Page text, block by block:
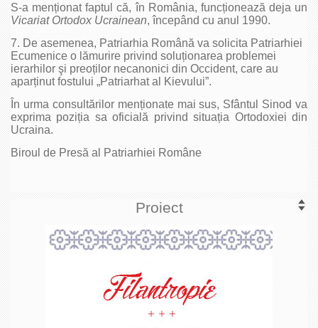
S-a menționat faptul că, în România, funcționează deja un
Vicariat Ortodox Ucrainean, începând cu anul 1990.
7. De asemenea, Patriarhia Română va solicita Patriarhiei
Ecumenice o lămurire privind soluționarea problemei
ierarhilor şi preoților necanonici din Occident, care au
aparținut fostului „Patriarhat al Kievului”.
În urma consultărilor menționate mai sus, Sfântul Sinod va
exprima poziția sa oficială privind situația Ortodoxiei din
Ucraina.
Biroul de Presă al Patriarhiei Române
Proiect